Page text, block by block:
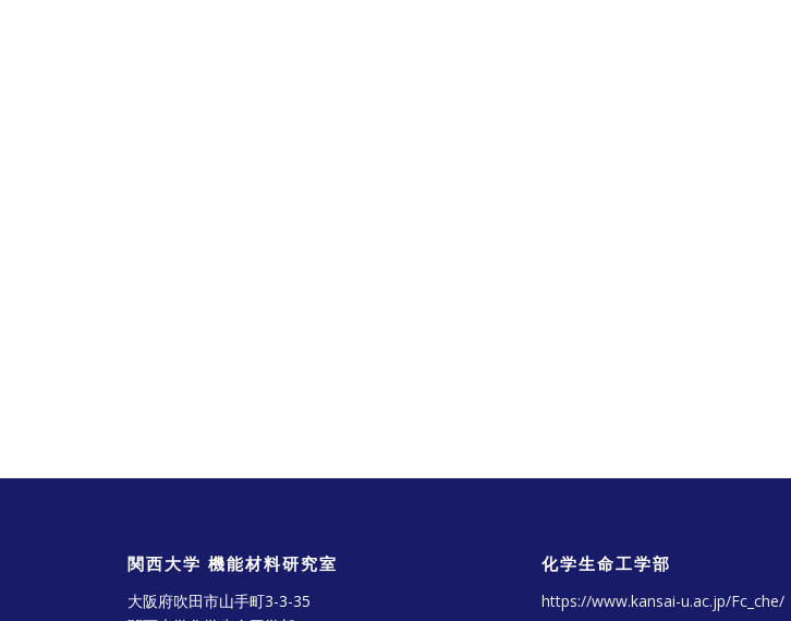
関西大学 機能材料研究室
大阪府吹田市山手町3-3-35
化学生命工学部
https://www.kansai-u.ac.jp/Fc_che/